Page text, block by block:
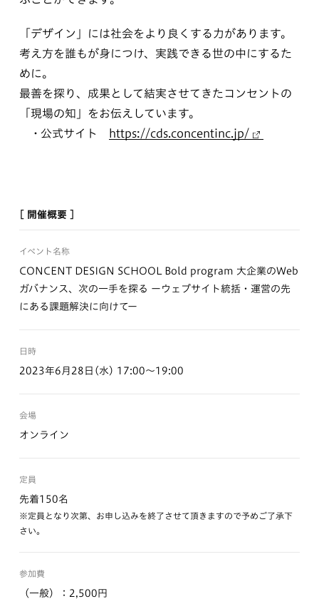
「デザイン」には社会をより良くする力があります。
考え方を誰もが身につけ、実践できる世の中にするた
めに。
最善を探り、成果として結実させてきたコンセントの
「現場の知」をお伝えしています。
公式サイト
https://cds.concentinc.jp/
[ 開催概要 ]
イベント名称
CONCENT DESIGN SCHOOL Bold program 大企業のWeb
ガバナンス、次の一手を探る ーウェブサイト統括・運営の先
にある課題解決に向けてー
日時
2023年6月28日(水) 17:00〜19:00
会場
オンライン
定員
先着150名
※定員となり次第、お申し込みを終了させて頂きますので予めご了承下
さい。
参加費
（一般）：2,500円